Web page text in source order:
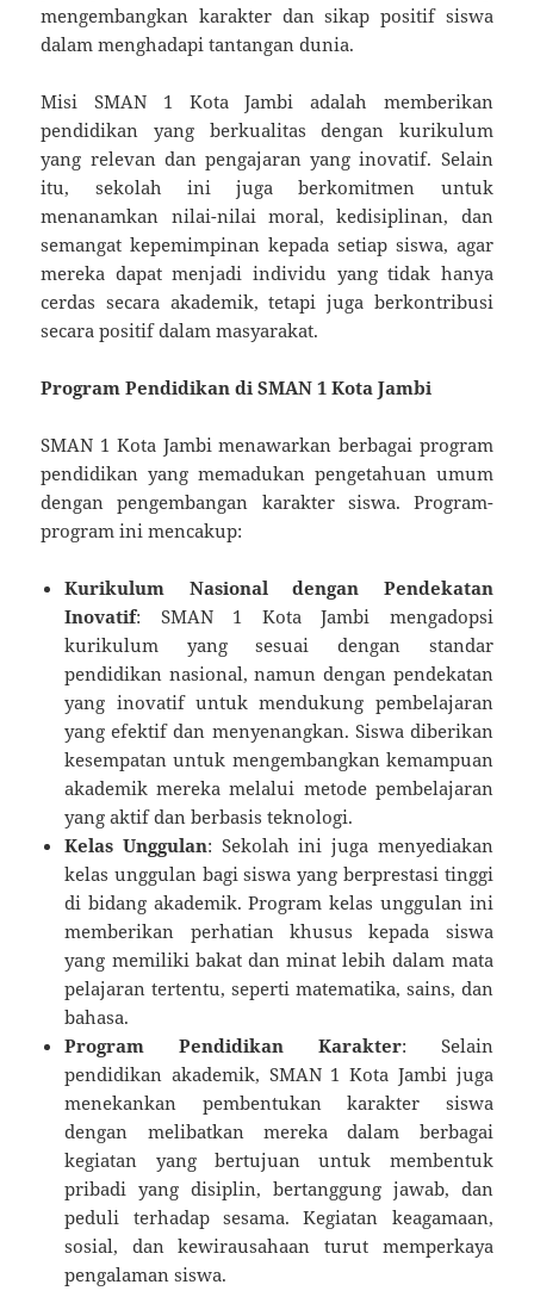
mengembangkan karakter dan sikap positif siswa
dalam menghadapi tantangan dunia.
Misi SMAN 1 Kota Jambi adalah memberikan
pendidikan yang berkualitas dengan kurikulum
yang relevan dan pengajaran yang inovatif. Selain
itu, sekolah ini juga berkomitmen untuk
menanamkan nilai-nilai moral, kedisiplinan, dan
semangat kepemimpinan kepada setiap siswa, agar
mereka dapat menjadi individu yang tidak hanya
cerdas secara akademik, tetapi juga berkontribusi
secara positif dalam masyarakat.
Program Pendidikan di SMAN 1 Kota Jambi
SMAN 1 Kota Jambi menawarkan berbagai program
pendidikan yang memadukan pengetahuan umum
dengan pengembangan karakter siswa. Program-
program ini mencakup:
Kurikulum Nasional dengan Pendekatan
Inovatif: SMAN 1 Kota Jambi mengadopsi
kurikulum yang sesuai dengan standar
pendidikan nasional, namun dengan pendekatan
yang inovatif untuk mendukung pembelajaran
yang efektif dan menyenangkan. Siswa diberikan
kesempatan untuk mengembangkan kemampuan
akademik mereka melalui metode pembelajaran
yang aktif dan berbasis teknologi.
Kelas Unggulan: Sekolah ini juga menyediakan
kelas unggulan bagi siswa yang berprestasi tinggi
di bidang akademik. Program kelas unggulan ini
memberikan perhatian khusus kepada siswa
yang memiliki bakat dan minat lebih dalam mata
pelajaran tertentu, seperti matematika, sains, dan
bahasa.
Program Pendidikan Karakter: Selain
pendidikan akademik, SMAN 1 Kota Jambi juga
menekankan pembentukan karakter siswa
dengan melibatkan mereka dalam berbagai
kegiatan yang bertujuan untuk membentuk
pribadi yang disiplin, bertanggung jawab, dan
peduli terhadap sesama. Kegiatan keagamaan,
sosial, dan kewirausahaan turut memperkaya
pengalaman siswa.